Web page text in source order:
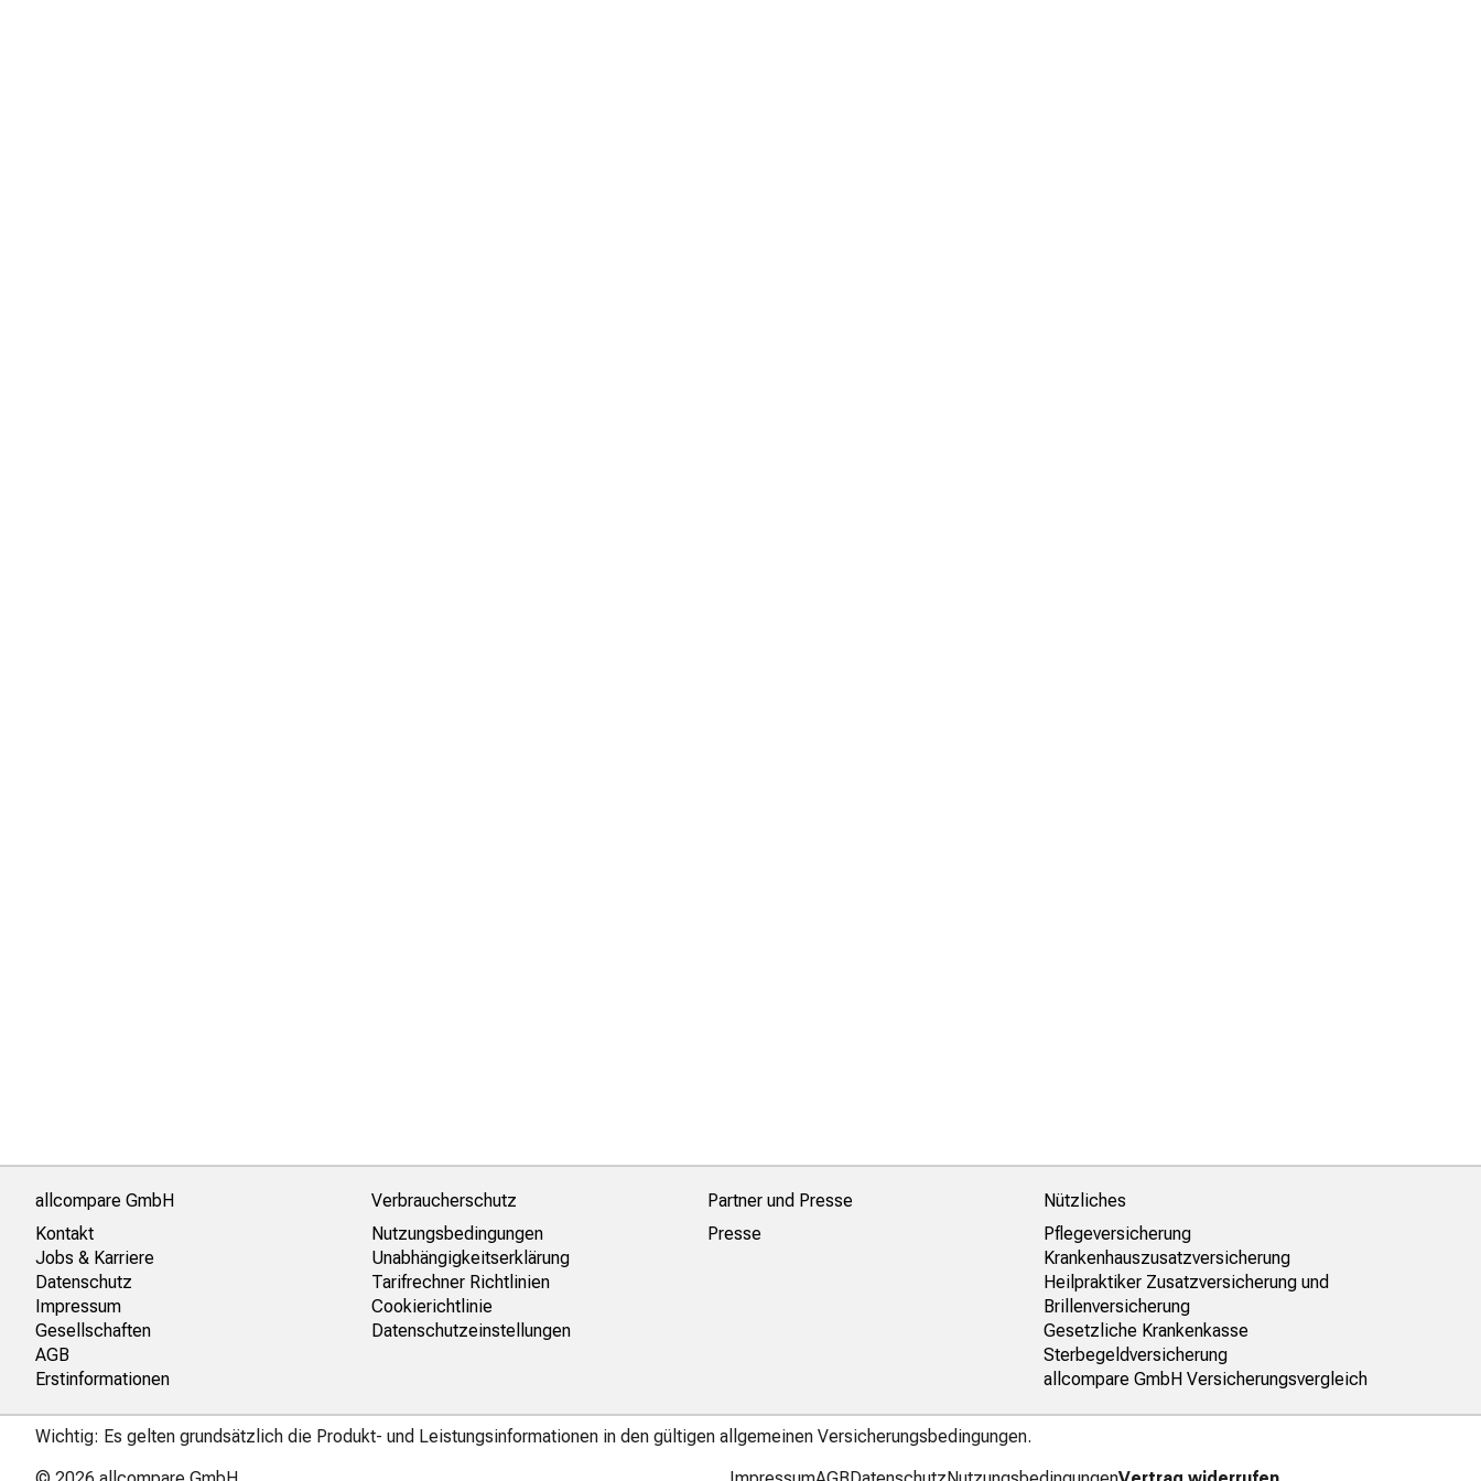
allcompare GmbH
Kontakt
Jobs & Karriere
Datenschutz
Impressum
Gesellschaften
AGB
Erstinformationen
Verbraucherschutz
Nutzungsbedingungen
Unabhängigkeitserklärung
Tarifrechner Richtlinien
Cookierichtlinie
Datenschutzeinstellungen
Partner und Presse
Presse
Nützliches
Pflegeversicherung
Krankenhauszusatzversicherung
Heilpraktiker Zusatzversicherung und
Brillenversicherung
Gesetzliche Krankenkasse
Sterbegeldversicherung
allcompare GmbH Versicherungsvergleich
Wichtig: Es gelten grundsätzlich die Produkt- und Leistungsinformationen in den gültigen allgemeinen Versicherungsbedingungen.